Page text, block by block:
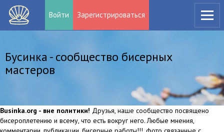
Войти Зарегистрироваться
Бусинка - сообщество бисерных
мастеров
Businka.org - вне политики! Друзья, наше сообщество посвящено
бисероплетению и всему, что есть вокруг него. Любые мнения,